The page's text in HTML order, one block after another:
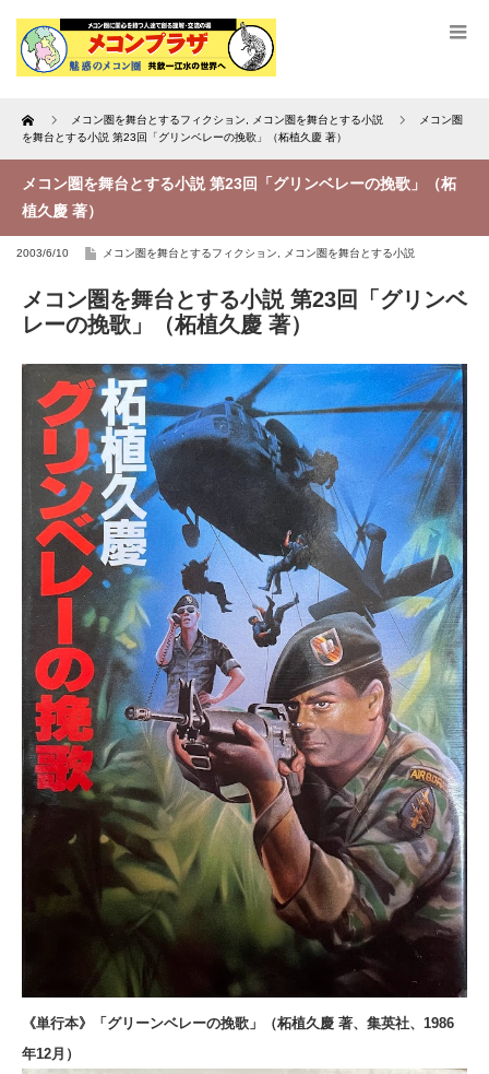
Home メコン圏を舞台とするフィクション メコン圏を舞台とする小説
メコン圏
を舞台とする小説 第23回「グリンベレーの挽歌」（柘植久慶 著）
メコン圏を舞台とする小説 第23回「グリンベレーの挽歌」（柘
植久慶 著）
2003/6/10 メコン圏を舞台とするフィクション メコン圏を舞台とする小説
メコン圏を舞台とする小説 第23回「グリンベ
レーの挽歌」（柘植久慶 著）
《単行本》「グリーンベレーの挽歌」（柘植久慶 著、集英社、1986
年12月）